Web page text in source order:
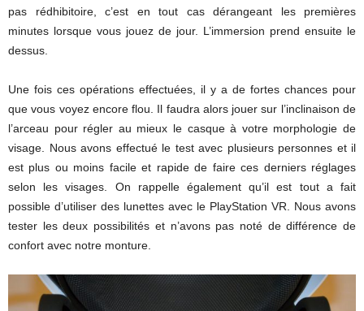
pas rédhibitoire, c’est en tout cas dérangeant les premières
minutes lorsque vous jouez de jour. L’immersion prend ensuite le
dessus.
Une fois ces opérations effectuées, il y a de fortes chances pour
que vous voyez encore flou. Il faudra alors jouer sur l’inclinaison de
l’arceau pour régler au mieux le casque à votre morphologie de
visage. Nous avons effectué le test avec plusieurs personnes et il
est plus ou moins facile et rapide de faire ces derniers réglages
selon les visages. On rappelle également qu’il est tout a fait
possible d’utiliser des lunettes avec le PlayStation VR. Nous avons
tester les deux possibilités et n’avons pas noté de différence de
confort avec notre monture.